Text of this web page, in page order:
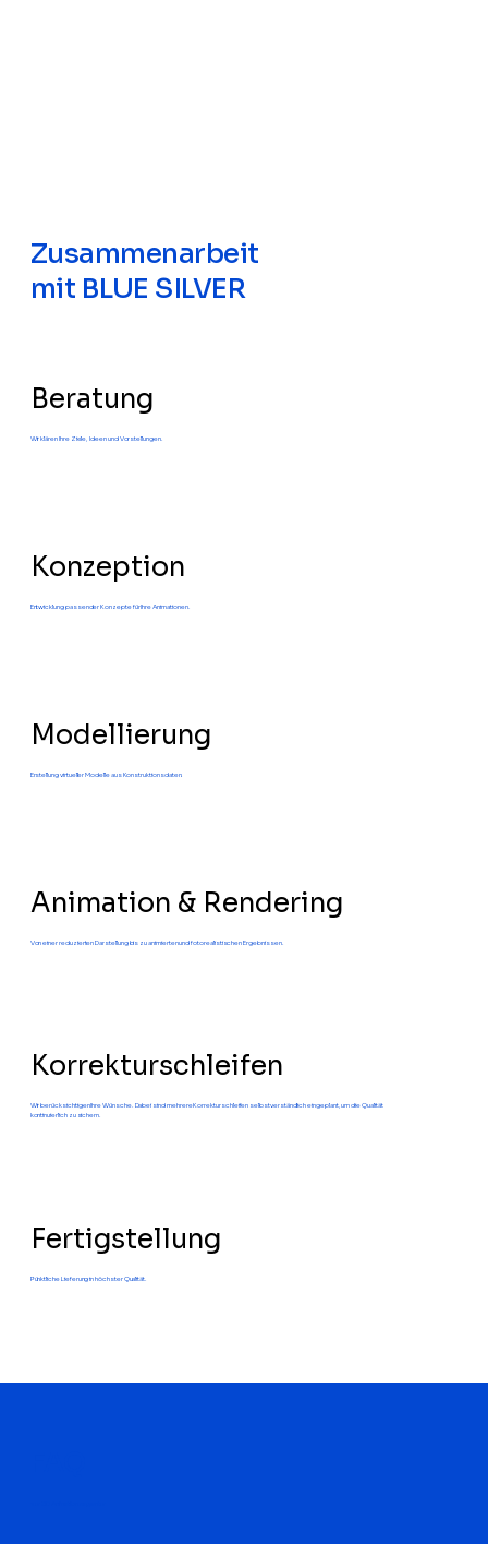
Zusammenarbeit
mit BLUE SILVER
Beratung
Wir klären Ihre Ziele, Ideen und Vorstellungen.
Konzeption
Entwicklung passender Konzepte für Ihre Animationen.
Modellierung
Erstellung virtueller Modelle aus Konstruktionsdaten.
Animation & Rendering
Von einer reduzierten Darstellung bis zu animierten und fotorealistischen Ergebnissen.
Korrekturschleifen
Wir berücksichtigen Ihre Wünsche. Dabei sind mehrere Korrekturschleifen selbstverständlich eingeplant, um die Qualität
kontinuierlich zu sichern.
Fertigstellung
Pünktliche Lieferung in höchster Qualität.